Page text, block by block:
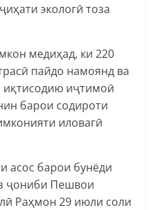
экологӣ тоза
медиҳад, ки 220
пайдо намоянд ва
иҷтимоӣ
барои содироти
иловагӣ
асос барои бунёди
ҷониби Пешвои
Раҳмон 29 июли соли